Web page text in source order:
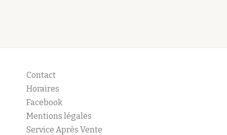
Contact
Horaires
Facebook
Mentions légales
Service Après Vente